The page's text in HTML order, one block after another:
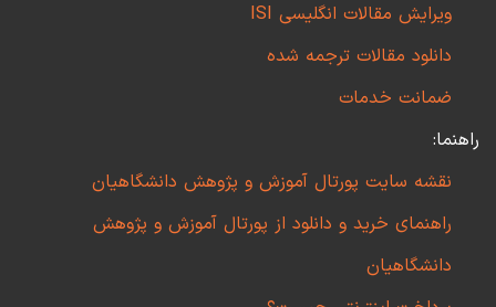
ویرایش مقالات انگلیسی ISI
دانلود مقالات ترجمه شده
ضمانت خدمات
راهنما:
نقشه سایت پورتال آموزش و پژوهش دانشگاهیان
راهنمای خرید و دانلود از پورتال آموزش و پژوهش
دانشگاهیان